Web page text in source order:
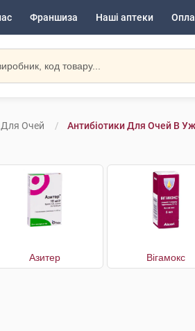
Франшиза Наші аптеки
Для Очей Антибіотики Для Очей В
Азитер Вігамокс